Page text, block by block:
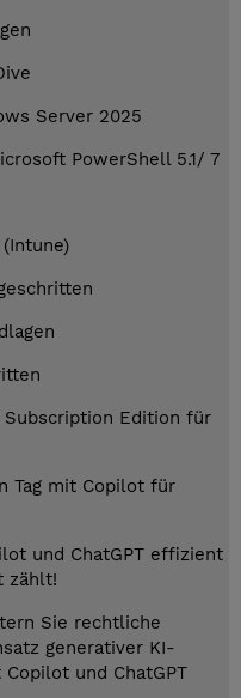
Server 2025
PowerShell 5.1/ 7
Edition für
Tag mit Copilot für
und ChatGPT effizient
zählt!
Sie rechtliche
generativer KI-
und ChatGPT